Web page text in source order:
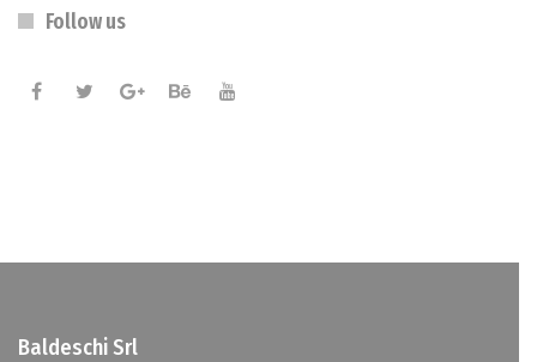
Follow us
Baldeschi Srl